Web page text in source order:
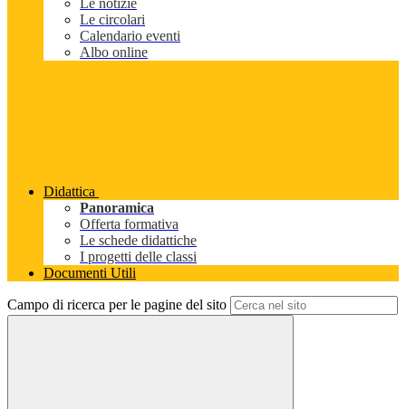
Le notizie
Le circolari
Calendario eventi
Albo online
Didattica
Panoramica
Offerta formativa
Le schede didattiche
I progetti delle classi
Documenti Utili
Campo di ricerca per le pagine del sito